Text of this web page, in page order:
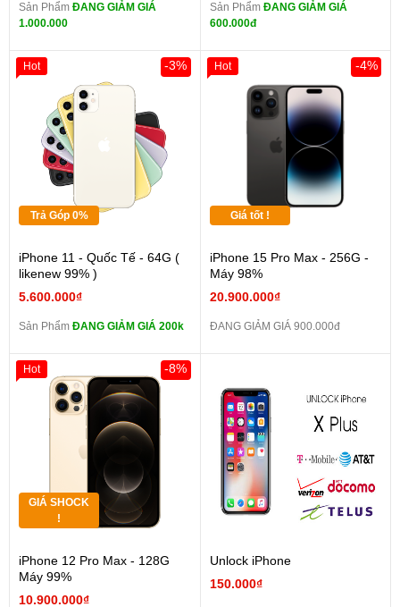
Sản Phẩm ĐANG GIẢM GIÁ
1.000.000
Sản Phẩm ĐANG GIẢM GIÁ
600.000đ
Trả Góp 0%
iPhone 11 - Quốc Tế - 64G (
likenew 99% )
5.600.000₫
-3%
Sản Phẩm ĐANG GIẢM GIÁ 200k
Hot
Giá tốt !
iPhone 15 Pro Max - 256G -
Máy 98%
20.900.000₫
-4%
ĐANG GIẢM GIÁ 900.000đ
Hot
GIÁ SHOCK
!
iPhone 12 Pro Max - 128G
Máy 99%
10.900.000₫
-8%
Hot
Unlock iPhone
150.000₫